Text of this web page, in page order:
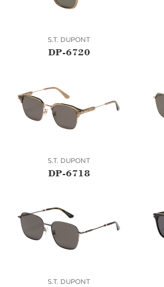
S.T. DUPONT
DP-6720
S.T. DUPONT
DP-6718
S.T. DUPONT